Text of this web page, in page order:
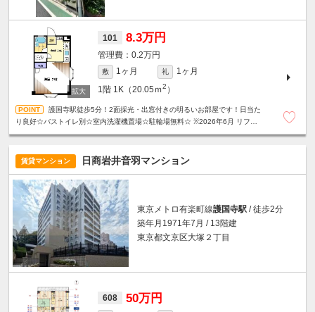
101 8.3万円
0.2万円
敷 1ヶ月 礼
1ヶ月
1階 1K（20.05ｍ2 ）
護国寺駅徒歩5分！2面採光・出窓付きの明るいお部屋です！日当た
り良好☆バストイレ別☆室内洗濯機置場☆駐輪場無料☆ ※2026年6月 リフォー
賃貸マンション 日商岩井音羽マンション
東京メトロ有楽町線護国寺駅 / 徒歩2分
築年月1971年7月 / 13階建
東京都文京区大塚２丁目
608 50万円